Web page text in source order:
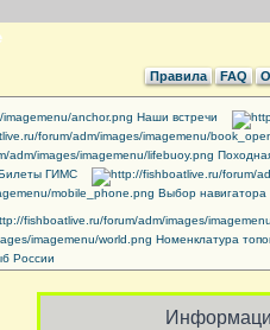
Правила FAQ
Наши встречи
ГИМС
Выбор навигатора
Номенклатура
России